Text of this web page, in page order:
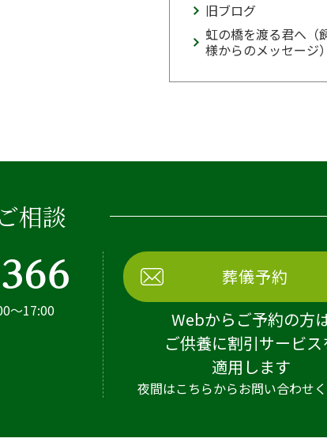
旧ブログ
虹の橋を渡る君へ（
様からのメッセージ）
相談
～17:00
葬儀予約
Webからご予約の方
ご供養に割引サービス
適用します
夜間はこちらからお問い合わせ